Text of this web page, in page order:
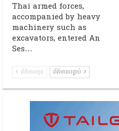
Thai armed forces,
accompanied by heavy
machinery such as
excavators, entered An
Ses…
ព័ត៌មានមុន ព័ត៌មានបន្ទាប់